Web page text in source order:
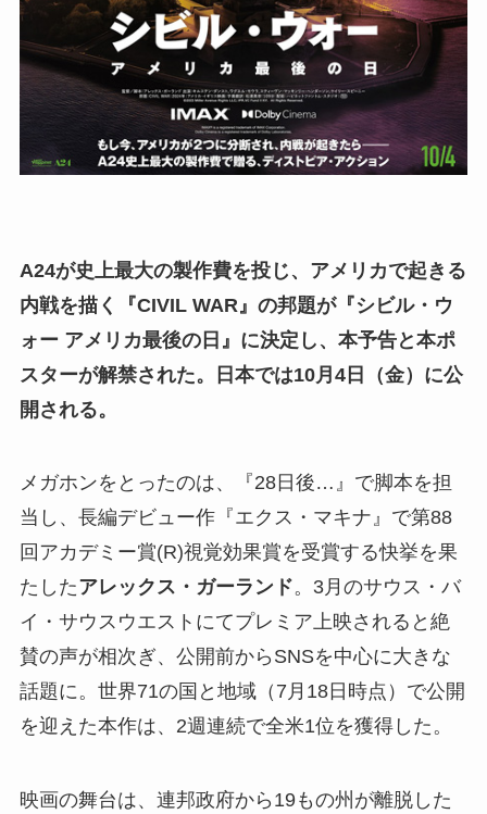
A24が史上最大の製作費を投じ、アメリカで起きる
内戦を描く『CIVIL WAR』の邦題が『シビル・ウ
ォー アメリカ最後の日』に決定し、本予告と本ポ
スターが解禁された。日本では10月4日（金）に公
開される。
メガホンをとったのは、『28日後…』で脚本を担
当し、長編デビュー作『エクス・マキナ』で第88
回アカデミー賞(R)視覚効果賞を受賞する快挙を果
たしたアレックス・ガーランド。3月のサウス・バ
イ・サウスウエストにてプレミア上映されると絶
賛の声が相次ぎ、公開前からSNSを中心に大きな
話題に。世界71の国と地域（7月18日時点）で公開
を迎えた本作は、2週連続で全米1位を獲得した。
映画の舞台は、連邦政府から19もの州が離脱した